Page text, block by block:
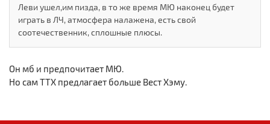
Леви ушел,им пизда, в то же время МЮ наконец будет
играть в ЛЧ, атмосфера налажена, есть свой
соотечественник, сплошные плюсы.
Он мб и предпочитает МЮ.
Но сам ТТХ предлагает больше Вест Хэму.